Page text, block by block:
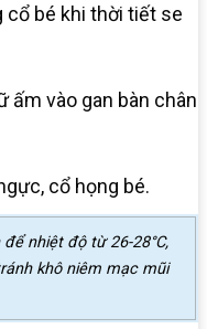
cổ bé khi thời tiết se
ấm vào gan bàn chân
cổ họng bé.
nhiệt độ từ 26-28°C,
khô niêm mạc mũi